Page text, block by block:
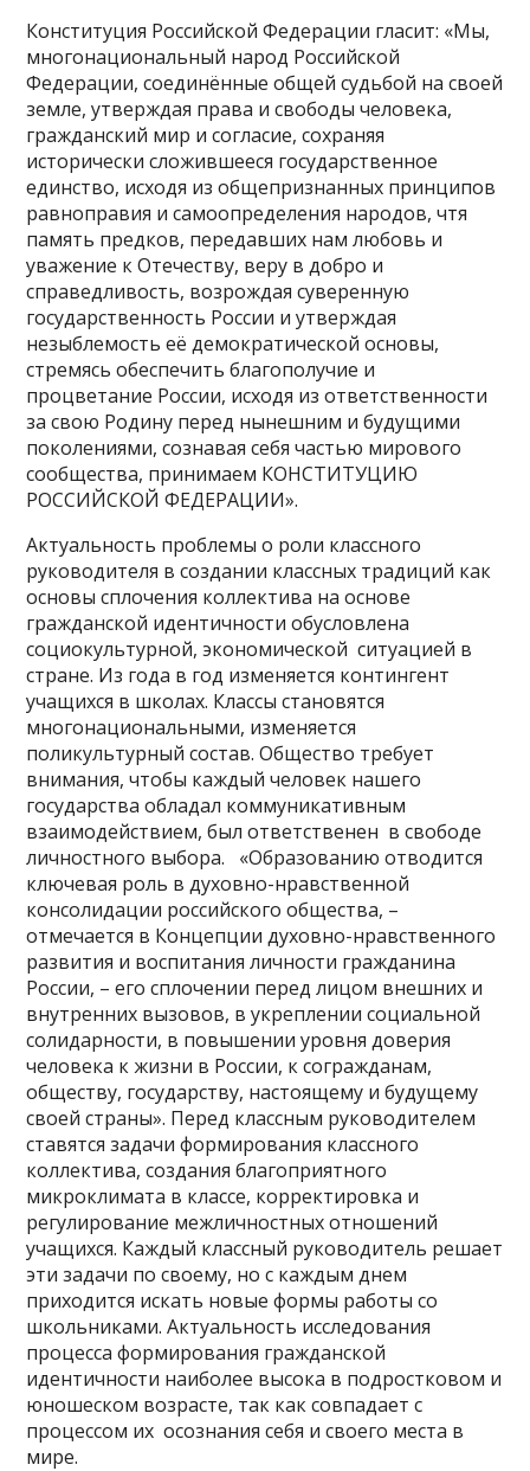
Конституция Российской Федерации гласит: «Мы,
многонациональный народ Российской
Федерации, соединённые общей судьбой на своей
земле, утверждая права и свободы человека,
гражданский мир и согласие, сохраняя
исторически сложившееся государственное
единство, исходя из общепризнанных принципов
равноправия и самоопределения народов, чтя
память предков, передавших нам любовь и
уважение к Отечеству, веру в добро и
справедливость, возрождая суверенную
государственность России и утверждая
незыблемость её демократической основы,
стремясь обеспечить благополучие и
процветание России, исходя из ответственности
за свою Родину перед нынешним и будущими
поколениями, сознавая себя частью мирового
сообщества, принимаем КОНСТИТУЦИЮ
РОССИЙСКОЙ ФЕДЕРАЦИИ».
Актуальность проблемы о роли классного
руководителя в создании классных традиций как
основы сплочения коллектива на основе
гражданской идентичности обусловлена
социокультурной, экономической ситуацией в
стране. Из года в год изменяется контингент
учащихся в школах. Классы становятся
многонациональными, изменяется
поликультурный состав. Общество требует
внимания, чтобы каждый человек нашего
государства обладал коммуникативным
взаимодействием, был ответственен в свободе
личностного выбора. «Образованию отводится
ключевая роль в духовно-нравственной
консолидации российского общества, –
отмечается в Концепции духовно-нравственного
развития и воспитания личности гражданина
России, – его сплочении перед лицом внешних и
внутренних вызовов, в укреплении социальной
солидарности, в повышении уровня доверия
человека к жизни в России, к согражданам,
обществу, государству, настоящему и будущему
своей страны». Перед классным руководителем
ставятся задачи формирования классного
коллектива, создания благоприятного
микроклимата в классе, корректировка и
регулирование межличностных отношений
учащихся. Каждый классный руководитель решает
эти задачи по своему, но с каждым днем
приходится искать новые формы работы со
школьниками. Актуальность исследования
процесса формирования гражданской
идентичности наиболее высока в подростковом и
юношеском возрасте, так как совпадает с
процессом их осознания себя и своего места в
мире.